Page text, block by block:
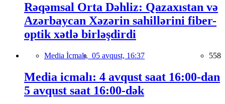
Rəqəmsal Orta Dəhliz: Qazaxıstan və
Azərbaycan Xəzərin sahillərini fiber-
optik xətlə birləşdirdi
Media İcmalı, 05 avqust, 16:37 558
Media icmalı: 4 avqust saat 16:00-dan
5 avqust saat 16:00-dək